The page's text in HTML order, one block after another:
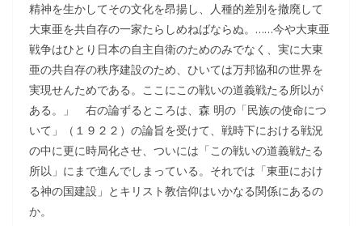
精神を生かしてその文化を昂揚し、人種的差別を撤廃して
大東亜を共自存の一家たらしめねばならぬ。……今や大東亜
戦争はひとり日本の自主自衛のためのみでなく、実に大東
亜の共自存の秩序建設のため、ひいては万邦協和の世界を
実現せんためである。ここにこの戦いの道義戦たる所以が
ある。」 右の論ずるところは、森 明の「民族の使命につ
いて」（１９２２）の論旨を受けて、戦時下における戦況
の中に更に時局化させ、ついには「この戦いの道義戦たる
所以」にまで進んでしまっている。それでは「東亜におけ
る神の国建設」とキリスト教信仰はいかなる関係にあるの
か。